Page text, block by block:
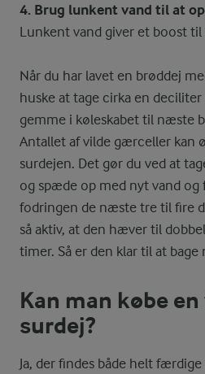
4. Brug lunkent vand til at
Lunkent vand giver et boost til
Når du har lavet en brøddej
huske at tage cirka en
gemme i køleskabet til næste
Antallet af vilde gærceller kan
surdejen. Det gør du ved at
og spæde op med nyt vand og
fodringen de næste tre til fire
så aktiv, at den hæver til
timer. Så er den klar til at bage
Kan man købe
surdej?
Ja, der findes både helt